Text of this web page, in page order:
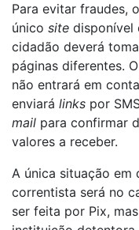
Para evitar fraudes,
único site disponível
cidadão deverá
páginas diferentes.
não entrará em
enviará links por
mail para confirmar
valores a receber.
A única situação em
correntista será no
ser feita por Pix,